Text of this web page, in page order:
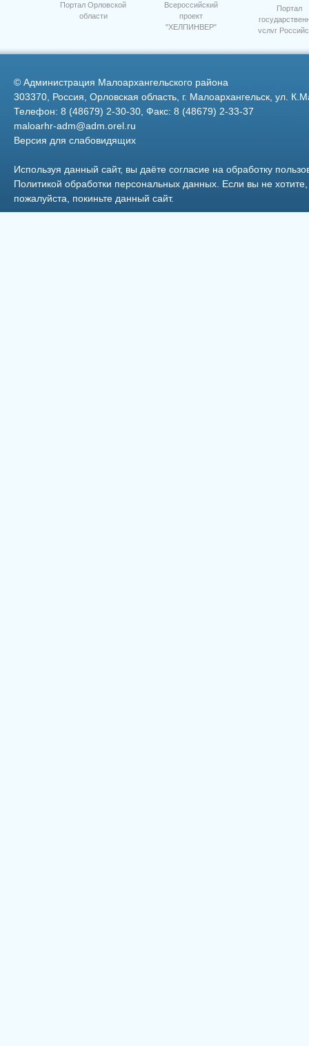
Портал Орловской
области
Всероссийский
проект
"ХЕЛПИНВЕР"
Портал
услуг
© Администрация Малоархангельского района
303370, Россия, Орловская область, г. Малоархангельск, ул.
Телефон: 8 (48679) 2-30-30, Факс: 8 (48679) 2-33-37
maloarhr-adm@adm.orel.ru
Версия для слабовидящих
Используя данный сайт, вы даёте согласие на обработку
Политикой обработки персональных данных . Если вы не
пожалуйста, покиньте данный сайт.